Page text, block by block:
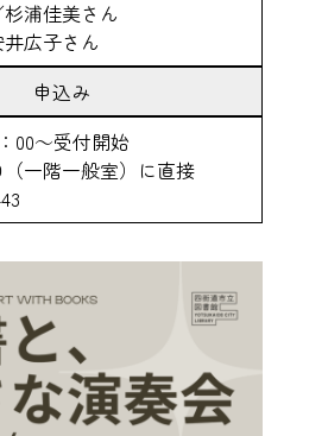
浦佳美さん
広子さん
申込み
00～受付開始
一階一般室）に直接